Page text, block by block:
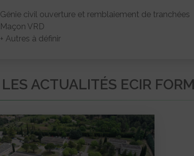
Génie civil ouverture et remblaiement de tranchées
Maçon VRD
+ Autres à définir
LES ACTUALITÉS ECIR